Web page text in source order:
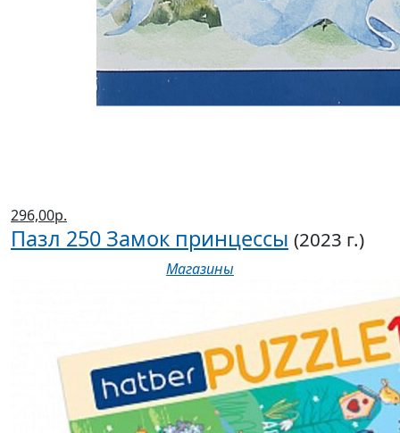
296,00р.
Пазл 250 Замок принцессы (2023 г.)
Магазины